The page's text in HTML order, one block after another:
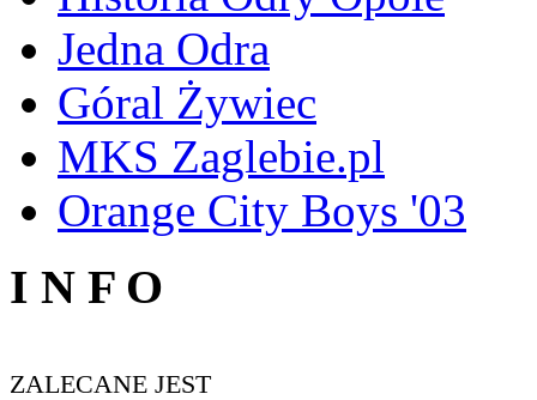
Jedna Odra
Góral Żywiec
MKS Zaglebie.pl
Orange City Boys '03
I N F O
ZALECANE JEST